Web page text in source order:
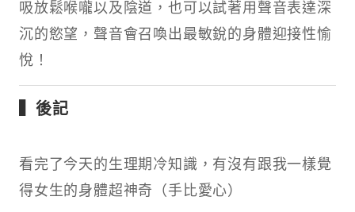
吸放鬆喉嚨以及陰道，也可以試著用聲音表達深
沉的慾望，聲音會召喚出最敏銳的身體迎接性愉
悅！
▍後記
看完了今天的生理期冷知識，有沒有跟我一樣覺
得女生的身體超神奇（手比愛心）